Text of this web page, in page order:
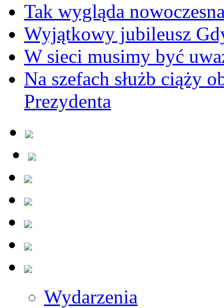
Tak wygląda
Wyjątkowy jubileusz
W sieci musimy być
Na szefach służb ciąży
Prezydenta
Wydarzenia